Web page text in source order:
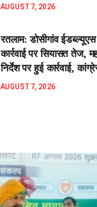
AUGUST 7, 2026
रतलाम: डोसीगांव
कार्रवाई पर सियासत तेज,
निर्देश पर हुई कार्रवाई,
AUGUST 7, 2026